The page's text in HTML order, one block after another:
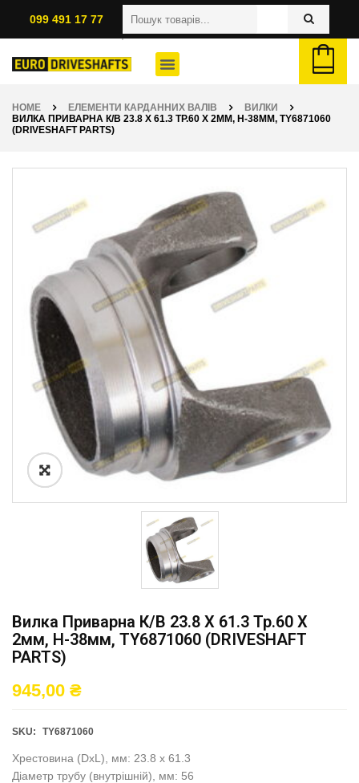
099 491 17 77
HOME ЕЛЕМЕНТИ КАРДАННИХ ВАЛІВ
ВИЛКИ
ВИЛКА ПРИВАРНА К/В 23.8 X 61.3 ТР.60 X 2ММ, H-38ММ, TY6871060
(DRIVESHAFT PARTS)
Вилка Приварна К/в 23.8 X 61.3 Тр.60 X
2мм, H-38мм, TY6871060 (DRIVESHAFT
PARTS)
945,00 ₴
SKU: TY6871060
Хрестовина (DxL), мм: 23.8 x 61.3
Діаметр трубу (внутрішній), мм: 56